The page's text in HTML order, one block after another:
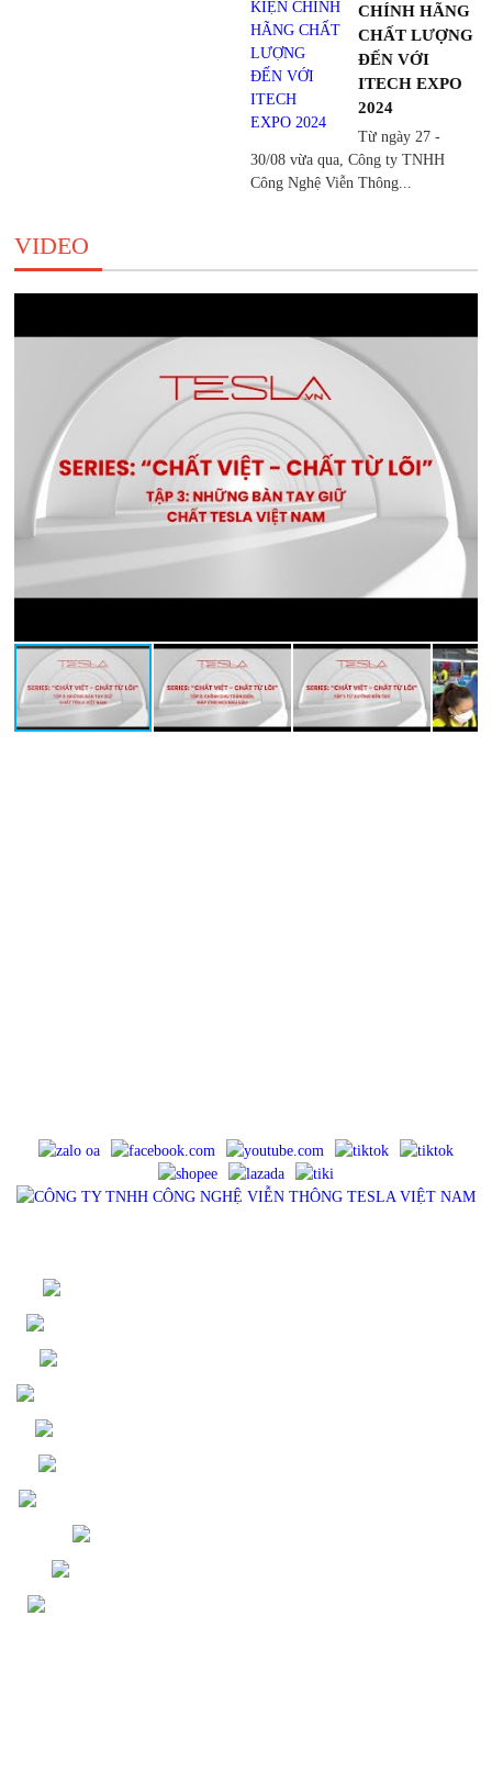
CHÍNH HÃNG
CHẤT LƯỢNG
ĐẾN VỚI
ITECH EXPO
2024
Từ ngày 27 -
30/08 vừa qua, Công ty TNHH
Công Nghệ Viễn Thông...
VIDEO
QUẠT MINI - TESLA
DÂY CÁP SẠC TESLA
MÁY XÔNG TINH DẦU
PIN IPHONE